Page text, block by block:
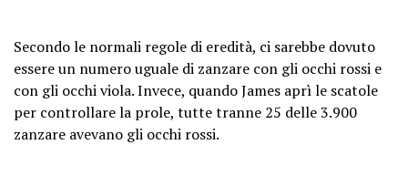
Secondo le normali regole di eredità, ci sarebbe dovuto
essere un numero uguale di zanzare con gli occhi rossi e
con gli occhi viola. Invece, quando James aprì le scatole
per controllare la prole, tutte tranne 25 delle 3.900
zanzare avevano gli occhi rossi.